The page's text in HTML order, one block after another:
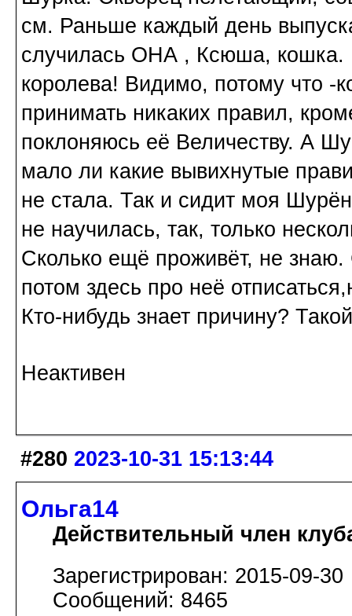
см. Раньше каждый день
случилась ОНА , Ксюша, кошка.
королева! Видимо, потому что -
принимать никаких правил,
поклоняюсь её Величеству. А
мало ли какие вывихнутые
не стала. Так и сидит моя
не научилась, так, только
Сколько ещё проживёт, не знаю.
потом здесь про неё
Кто-нибудь знает причину?
Неактивен
#280 2023-10-31 15:13:44
Ольга14
Действительный член
Зарегистрирован: 2015-09-30
Сообщений: 8465